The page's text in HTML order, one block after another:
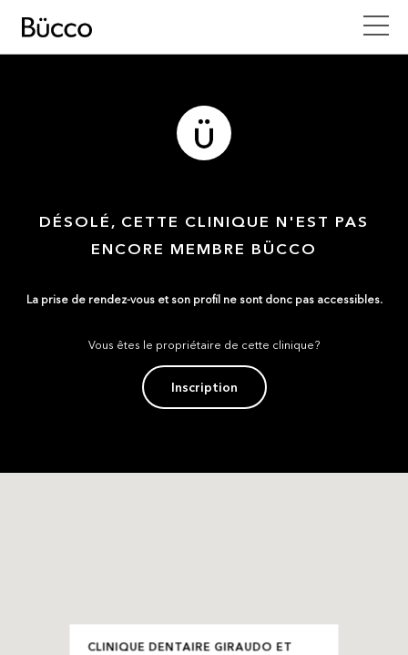
DÉSOLÉ, CETTE CLINIQUE N'EST PAS
ENCORE MEMBRE BÜCCO
La prise de rendez-vous et son profil ne sont donc pas accessibles.
Vous êtes le propriétaire de cette clinique?
Inscription
CLINIQUE DENTAIRE GIRAUDO ET